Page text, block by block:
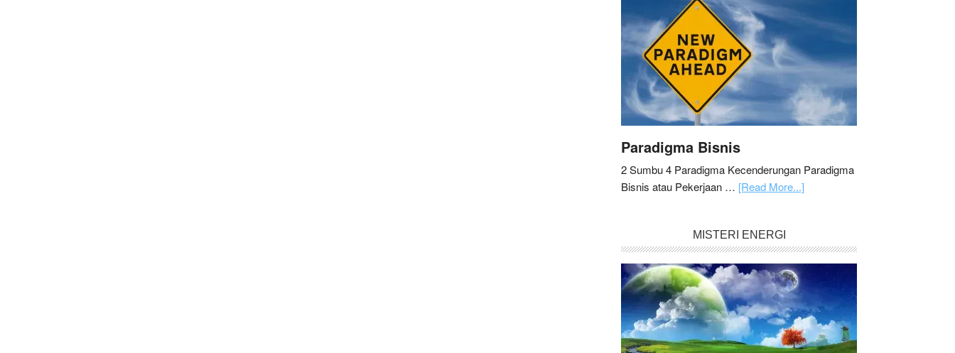
Paradigma Bisnis
2 Sumbu 4 Paradigma Kecenderungan Paradigma
Bisnis atau Pekerjaan … [Read More...]
MISTERI ENERGI